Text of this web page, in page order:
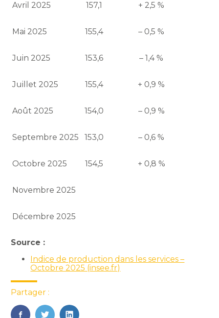
Avril 2025 157,1 + 2,5 %
Mai 2025 155,4 – 0,5 %
Juin 2025 153,6 – 1,4 %
Juillet 2025 155,4 + 0,9 %
Août 2025 154,0 – 0,9 %
Septembre 2025 153,0 – 0,6 %
Octobre 2025 154,5 + 0,8 %
Novembre 2025
Décembre 2025
Source :
Indice de production dans les services –
Octobre 2025 (insee.fr)
Partager :